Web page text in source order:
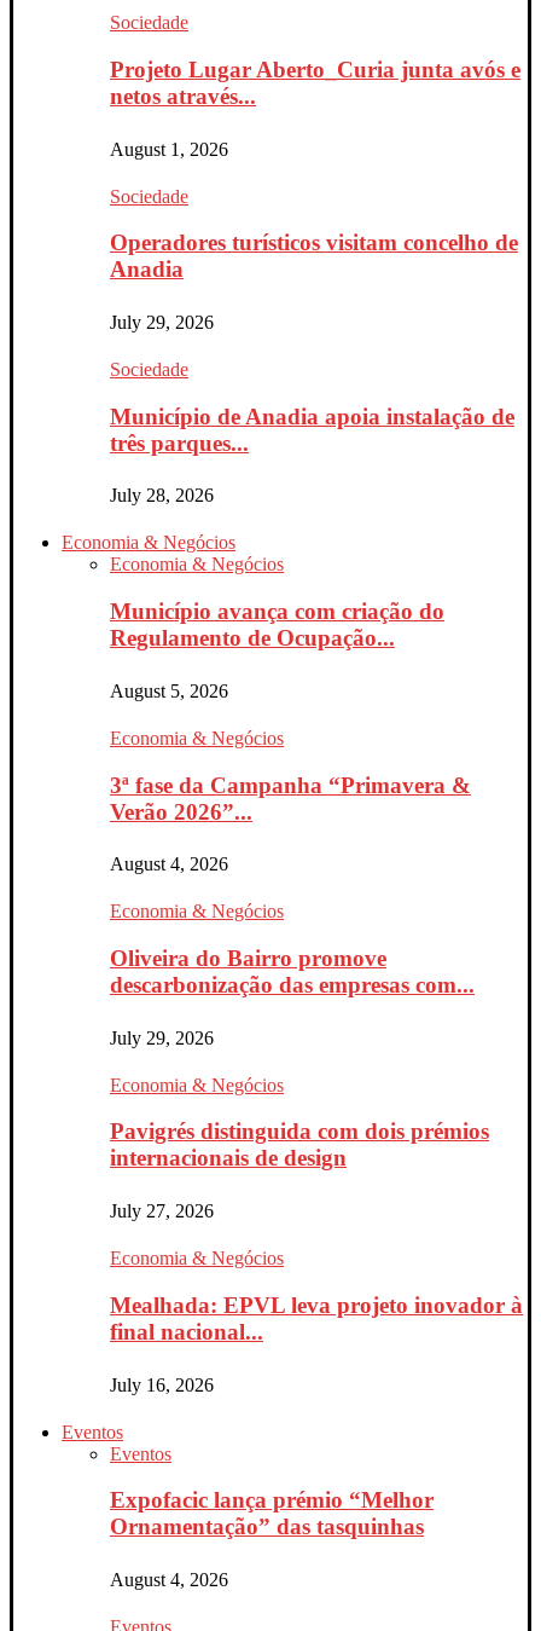
Sociedade
Projeto Lugar Aberto_Curia junta avós e
netos através...
August 1, 2026
Sociedade
Operadores turísticos visitam concelho de
Anadia
July 29, 2026
Sociedade
Município de Anadia apoia instalação de
três parques...
July 28, 2026
Economia & Negócios
Economia & Negócios
Município avança com criação do
Regulamento de Ocupação...
August 5, 2026
Economia & Negócios
3ª fase da Campanha “Primavera &
Verão 2026”...
August 4, 2026
Economia & Negócios
Oliveira do Bairro promove
descarbonização das empresas com...
July 29, 2026
Economia & Negócios
Pavigrés distinguida com dois prémios
internacionais de design
July 27, 2026
Economia & Negócios
Mealhada: EPVL leva projeto inovador à
final nacional...
July 16, 2026
Eventos
Eventos
Expofacic lança prémio “Melhor
Ornamentação” das tasquinhas
August 4, 2026
Eventos